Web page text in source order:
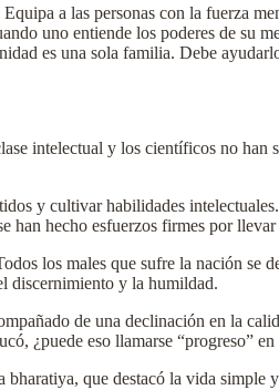
a las personas con la fuerza
uno entiende los poderes de su
es una sola familia. Debe
intelectual y los científicos no han
y cultivar habilidades
hecho esfuerzos firmes por
los males que sufre la nación se
discernimiento y la humildad.
de una declinación en la
¿puede eso llamarse “progreso”
que destacó la vida simple